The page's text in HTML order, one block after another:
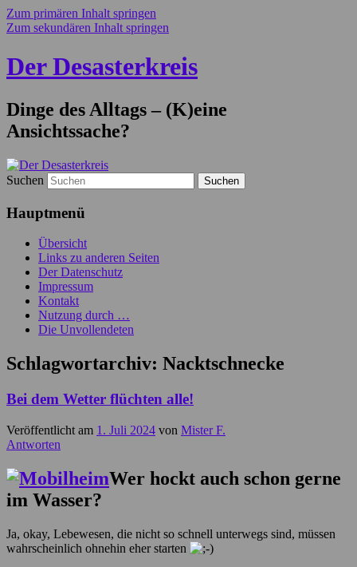
Zum primären Inhalt springen
Zum sekundären Inhalt springen
Der Desasterkreis
Dinge des Alltags – (K)eine
Ansichtssache?
Suchen
Hauptmenü
Übersicht
Links zu anderen Seiten
Der Datenschutz
Impressum
Kontakt
Nutzung durch …
Die Unvollendeten
Schlagwortarchiv: Nacktschnecke
Bei dem Wetter flüchten alle!
Veröffentlicht am 1. Juli 2024 von Mister F.
Antworten
Wer hockt auch schon gerne
im Wasser?
Ja, okay, Lebewesen, die nicht so schnell unterwegs sind, müssen
wahrscheinlich ohnehin eher starten